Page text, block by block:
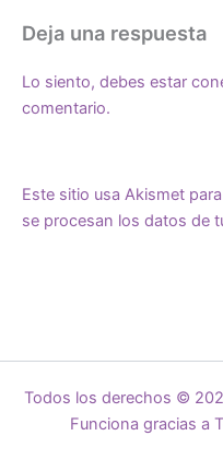
Deja una respuesta
Lo siento, debes estar
comentario.
Este sitio usa Akismet
se procesan los datos de
Todos los derechos ©
Funciona gracias a